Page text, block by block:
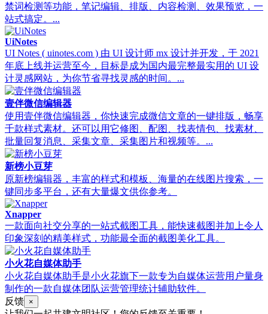
禁词检测等功能，笔记编辑、排版、内容检测、效果预览，一
站式搞定。...
UiNotes
UI Notes ( uinotes.com ) 由 UI 设计师 mx 设计并开发，于 2021
年底上线并运营至今，目标是成为国内最完整最实用的 UI 设
计灵感网站，为你节省寻找灵感的时间。...
壹伴微信编辑器
使用壹伴微信编辑器，你快速完成微信文章的一键排版，畅享
千款样式素材。还可以用它修图、配图、找表情包、找素材、
批量回复消息、采集文章、采集图片和视频等。...
新榜小豆芽
原新榜编辑器，丰富的样式和模板、海量的在线图片搜索，一
键同步多平台，还有大量爆文供你参考。
Xnapper
一款面向社交分享的一站式截图工具，能快速截图并加上令人
印象深刻的精美样式，功能最全面的截图美化工具。
小火花自媒体助手
小火花自媒体助手是小火花旗下一款专为自媒体运营用户量身
制作的一款自媒体团队运营管理统计辅助软件。
反馈 ×